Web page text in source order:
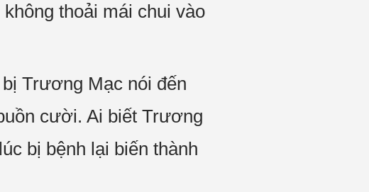
thoải mái chui vào
Trương Mạc nói đến
cười. Ai biết Trương
bị bệnh lại biến thành